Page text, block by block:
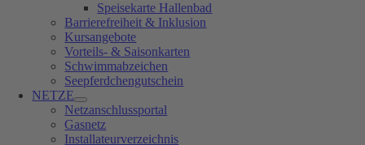
Speisekarte Hallenbad
Barrierefreiheit & Inklusion
Kursangebote
Vorteils- & Saisonkarten
Schwimmabzeichen
Seepferdchengutschein
NETZE
Netzanschlussportal
Gasnetz
Installateurverzeichnis